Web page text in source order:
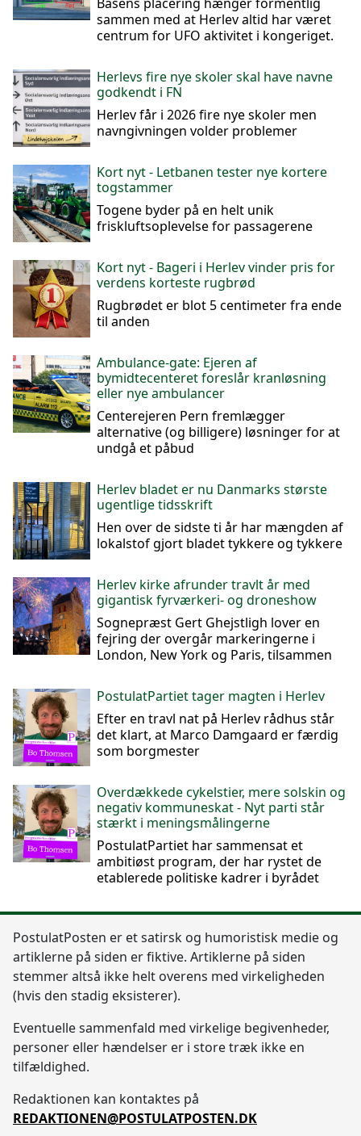
sammen med at Herlev altid har været
centrum for UFO aktivitet i kongeriget.
Herlevs fire nye skoler skal have navne
godkendt i FN
Herlev får i 2026 fire nye skoler men
navngivningen volder problemer
Kort nyt - Letbanen tester nye kortere
togstammer
Togene byder på en helt unik
friskluftsoplevelse for passagerene
Kort nyt - Bageri i Herlev vinder pris for
verdens korteste rugbrød
Rugbrødet er blot 5 centimeter fra ende
til anden
Ambulance-gate: Ejeren af
bymidtecenteret foreslår kranløsning
eller nye ambulancer
Centerejeren Pern fremlægger
alternative (og billigere) løsninger for at
undgå et påbud
Herlev bladet er nu Danmarks største
ugentlige tidsskrift
Hen over de sidste ti år har mængden af
lokalstof gjort bladet tykkere og tykkere
Herlev kirke afrunder travlt år med
gigantisk fyrværkeri- og droneshow
Sognepræst Gert Ghejstligh lover en
fejring der overgår markeringerne i
London, New York og Paris, tilsammen
PostulatPartiet tager magten i Herlev
Efter en travl nat på Herlev rådhus står
det klart, at Marco Damgaard er færdig
som borgmester
Overdækkede cykelstier, mere solskin og
negativ kommuneskat - Nyt parti står
stærkt i meningsmålingerne
PostulatPartiet har sammensat et
ambitiøst program, der har rystet de
etablerede politiske kadrer i byrådet
PostulatPosten er et satirsk og humoristisk medie og
artiklerne på siden er fiktive. Artiklerne på siden
stemmer altså ikke helt overens med virkeligheden
(hvis den stadig eksisterer).
Eventuelle sammenfald med virkelige begivenheder,
personer eller hændelser er i store træk ikke en
tilfældighed.
Redaktionen kan kontaktes på
REDAKTIONEN@POSTULATPOSTEN.DK